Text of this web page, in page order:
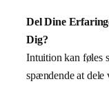
Del Dine
Dig?
Intuition kan føles
spændende at dele